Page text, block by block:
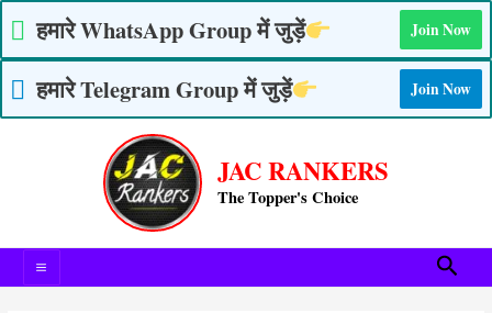
हमारे WhatsApp Group में जुड़ें Join Now
हमारे Telegram Group में जुड़ें Join Now
content
JAC RANKERS
The Topper's Choice